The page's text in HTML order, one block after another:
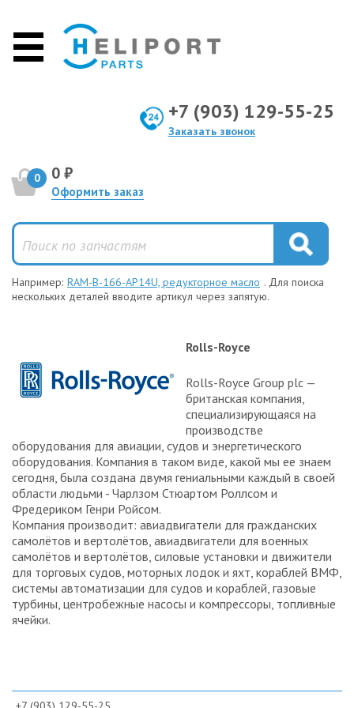
+7 (903) 129-55-25
Заказать звонок
0 0 ₽
Оформить заказ
Например: RAM-B-166-AP14U, редукторное масло . Для поиска
нескольких деталей вводите артикул через запятую.
Rolls-Royce
Rolls-Royce Group plc —
британская компания,
специализирующаяся на
производстве
оборудования для авиации, судов и энергетического
оборудования. Компания в таком виде, какой мы ее знаем
сегодня, была создана двумя гениальными каждый в своей
области людьми - Чарлзом Стюартом Роллсом и
Фредериком Генри Ройсом.
Компания производит: авиадвигатели для гражданских
самолётов и вертолётов, авиадвигатели для военных
самолётов и вертолётов, силовые установки и движители
для торговых судов, моторных лодок и яхт, кораблей ВМФ,
системы автоматизации для судов и кораблей, газовые
турбины, центробежные насосы и компрессоры, топливные
ячейки.